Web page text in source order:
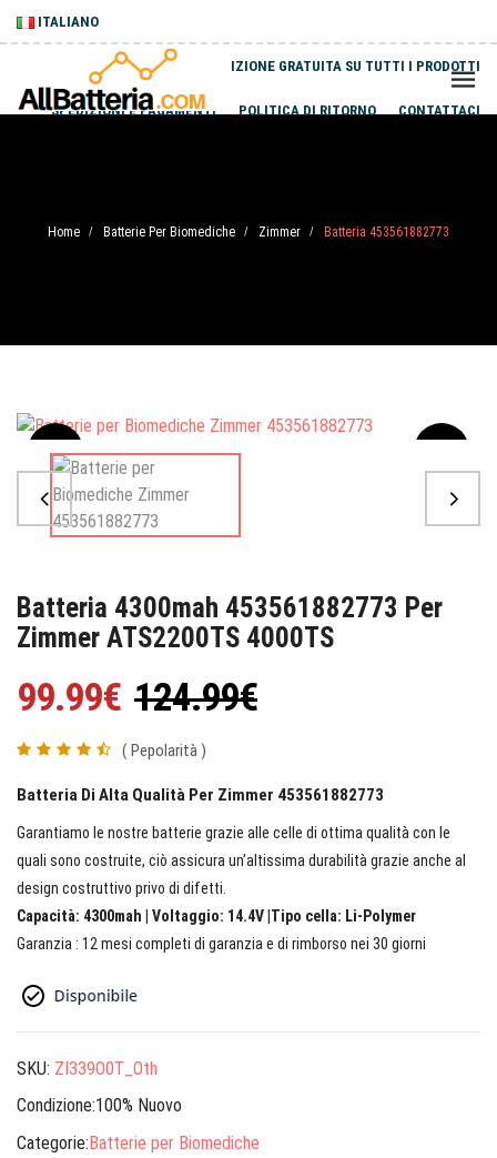
ITALIANO
SPEDIZIONE GRATUITA SU TUTTI I PRODOTTI
SPEDIZIONI E PAGAMENTI POLITICA DI RITORNO CONTATTACI
Home / Batterie Per Biomediche / Zimmer / Batteria 453561882773
Sale
Batteria 4300mah 453561882773 Per
Zimmer ATS2200TS 4000TS
99.99€ 124.99€
( Pepolarità )
Batteria Di Alta Qualità Per Zimmer 453561882773
Garantiamo le nostre batterie grazie alle celle di ottima qualità con le
quali sono costruite, ciò assicura un’altissima durabilità grazie anche al
design costruttivo privo di difetti.
Capacità: 4300mah | Voltaggio: 14.4V |Tipo cella: Li-Polymer
Garanzia : 12 mesi completi di garanzia e di rimborso nei 30 giorni
SKU: ZI339O0T_Oth
Condizione:100% Nuovo
Categorie:Batterie per Biomediche